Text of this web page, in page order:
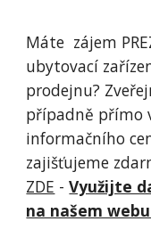
Máte  zájem
ubytovací
prodejnu?
případně přímo
informačního
ZDE - Využijte
na našem